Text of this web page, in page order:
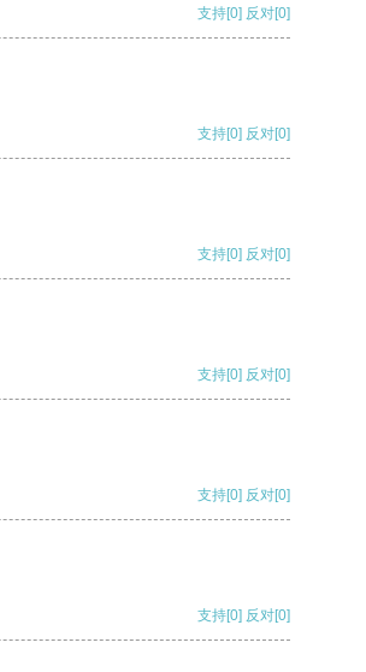
支持[0] 反对[0]
支持[0] 反对[0]
支持[0] 反对[0]
支持[0] 反对[0]
支持[0] 反对[0]
支持[0] 反对[0]